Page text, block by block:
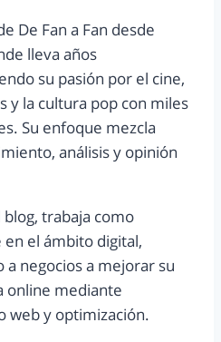
De Fan a Fan desde
lleva años
su pasión por el cine,
y la cultura pop con miles
Su enfoque mezcla
análisis y opinión
blog, trabaja como
el ámbito digital,
a negocios a mejorar su
online mediante
web y optimización.